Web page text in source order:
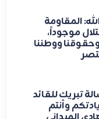
المقاومة
موجوداً،
ووطننا
تبريك للقائد
وأنتم